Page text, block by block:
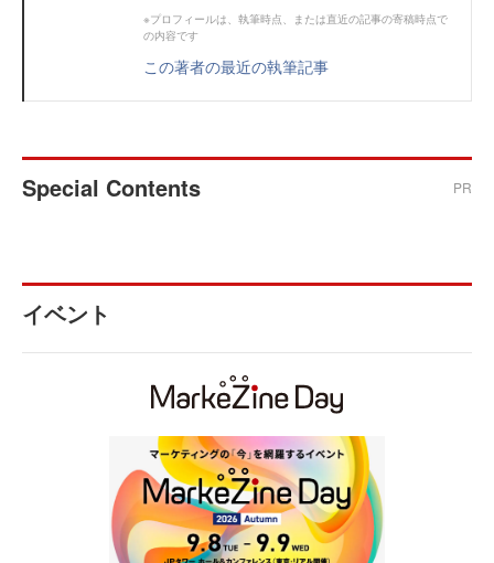
※プロフィールは、執筆時点、または直近の記事の寄稿時点で
の内容です
この著者の最近の執筆記事
Special Contents PR
イベント